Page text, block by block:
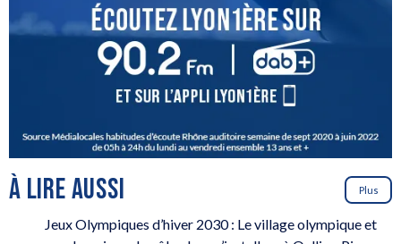
À LIRE AUSSI Plus
Jeux Olympiques d’hiver 2030 : Le village olympique et